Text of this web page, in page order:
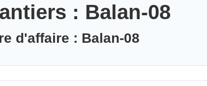
: Balan-08
d'affaire : Balan-08